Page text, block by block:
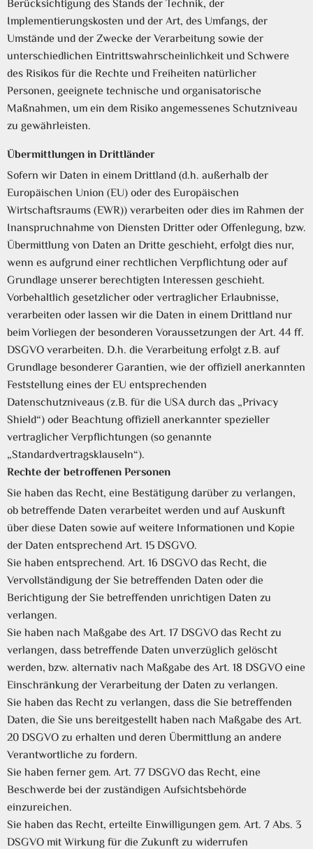
Berücksichtigung des Stands der Technik, der
Implementierungskosten und der Art, des Umfangs, der
Umstände und der Zwecke der Verarbeitung sowie der
unterschiedlichen Eintrittswahrscheinlichkeit und Schwere
des Risikos für die Rechte und Freiheiten natürlicher
Personen, geeignete technische und organisatorische
Maßnahmen, um ein dem Risiko angemessenes Schutzniveau
zu gewährleisten.
Übermittlungen in Drittländer
Sofern wir Daten in einem Drittland (d.h. außerhalb der
Europäischen Union (EU) oder des Europäischen
Wirtschaftsraums (EWR)) verarbeiten oder dies im Rahmen der
Inanspruchnahme von Diensten Dritter oder Offenlegung, bzw.
Übermittlung von Daten an Dritte geschieht, erfolgt dies nur,
wenn es aufgrund einer rechtlichen Verpflichtung oder auf
Grundlage unserer berechtigten Interessen geschieht.
Vorbehaltlich gesetzlicher oder vertraglicher Erlaubnisse,
verarbeiten oder lassen wir die Daten in einem Drittland nur
beim Vorliegen der besonderen Voraussetzungen der Art. 44 ff.
DSGVO verarbeiten. D.h. die Verarbeitung erfolgt z.B. auf
Grundlage besonderer Garantien, wie der offiziell anerkannten
Feststellung eines der EU entsprechenden
Datenschutzniveaus (z.B. für die USA durch das „Privacy
Shield“) oder Beachtung offiziell anerkannter spezieller
vertraglicher Verpflichtungen (so genannte
„Standardvertragsklauseln“).
Rechte der betroffenen Personen
Sie haben das Recht, eine Bestätigung darüber zu verlangen,
ob betreffende Daten verarbeitet werden und auf Auskunft
über diese Daten sowie auf weitere Informationen und Kopie
der Daten entsprechend Art. 15 DSGVO.
Sie haben entsprechend. Art. 16 DSGVO das Recht, die
Vervollständigung der Sie betreffenden Daten oder die
Berichtigung der Sie betreffenden unrichtigen Daten zu
verlangen.
Sie haben nach Maßgabe des Art. 17 DSGVO das Recht zu
verlangen, dass betreffende Daten unverzüglich gelöscht
werden, bzw. alternativ nach Maßgabe des Art. 18 DSGVO eine
Einschränkung der Verarbeitung der Daten zu verlangen.
Sie haben das Recht zu verlangen, dass die Sie betreffenden
Daten, die Sie uns bereitgestellt haben nach Maßgabe des Art.
20 DSGVO zu erhalten und deren Übermittlung an andere
Verantwortliche zu fordern.
Sie haben ferner gem. Art. 77 DSGVO das Recht, eine
Beschwerde bei der zuständigen Aufsichtsbehörde
einzureichen.
Sie haben das Recht, erteilte Einwilligungen gem. Art. 7 Abs. 3
DSGVO mit Wirkung für die Zukunft zu widerrufen